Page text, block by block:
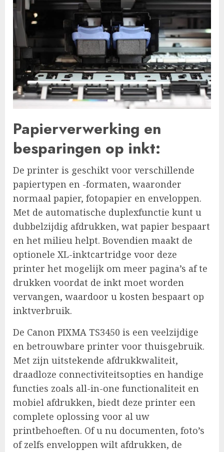
Papierverwerking en
besparingen op inkt:
De printer is geschikt voor verschillende
papiertypen en -formaten, waaronder
normaal papier, fotopapier en enveloppen.
Met de automatische duplexfunctie kunt u
dubbelzijdig afdrukken, wat papier bespaart
en het milieu helpt. Bovendien maakt de
optionele XL-inktcartridge voor deze
printer het mogelijk om meer pagina’s af te
drukken voordat de inkt moet worden
vervangen, waardoor u kosten bespaart op
inktverbruik.
De Canon PIXMA TS3450 is een veelzijdige
en betrouwbare printer voor thuisgebruik.
Met zijn uitstekende afdrukkwaliteit,
draadloze connectiviteitsopties en handige
functies zoals all-in-one functionaliteit en
mobiel afdrukken, biedt deze printer een
complete oplossing voor al uw
printbehoeften. Of u nu documenten, foto’s
of zelfs enveloppen wilt afdrukken, de